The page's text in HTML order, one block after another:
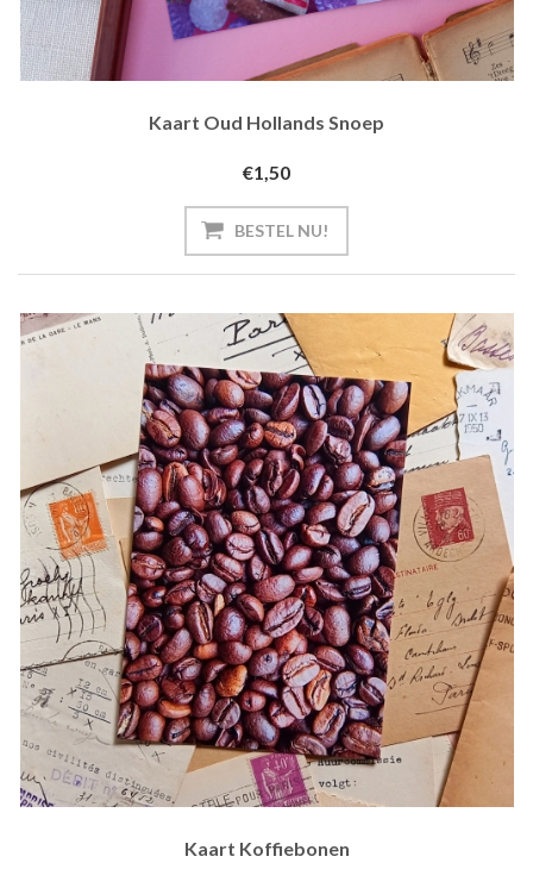
Kaart Oud Hollands Snoep
€1,50
BESTEL NU!
Kaart Koffiebonen